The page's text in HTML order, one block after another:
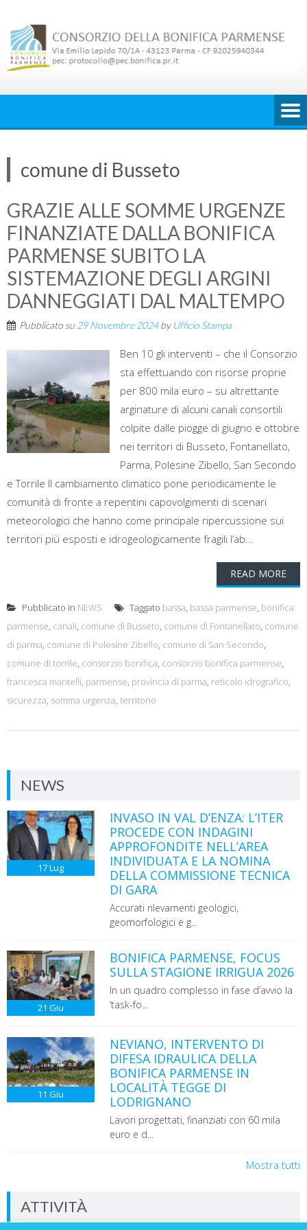
content
comune di Busseto
GRAZIE ALLE SOMME URGENZE
FINANZIATE DALLA BONIFICA
PARMENSE SUBITO LA
SISTEMAZIONE DEGLI ARGINI
DANNEGGIATI DAL MALTEMPO
Pubblicato su 29 Novembre 2024by Ufficio Stampa
Ben 10 gli interventi – che il Consorzio
sta effettuando con risorse proprie
per 800 mila euro – su altrettante
arginature di alcuni canali consortili
colpite dalle piogge di giugno e ottobre
nei territori di Busseto, Fontanellato,
Parma, Polesine Zibello, San Secondo
e Torrile Il cambiamento climatico pone periodicamente le
comunità di fronte a repentini capovolgimenti di scenari
meteorologici che hanno come principale ripercussione sui
territori più esposti e idrogeologicamente fragili l’ab...
READ MORE
Pubblicato in NEWS Taggato bassa, bassa parmense, bonifica
parmense, canali, comune di Busseto, comune di Fontanellato, comune
di parma, comune di Polesine Zibello, comune di San Secondo,
comune di torrile, consorzio bonifica, consorzio bonifica parmense,
francesca mantelli, parmense, provincia di parma, reticolo idrografico,
sicurezza, somma urgenza, territorio
NEWS
17Lug
INVASO IN VAL D’ENZA: L’ITER
PROCEDE CON INDAGINI
APPROFONDITE NELL’AREA
INDIVIDUATA E LA NOMINA
DELLA COMMISSIONE TECNICA
DI GARA
Accurati rilevamenti geologici,
geomorfologici e g...
21 Giu
BONIFICA PARMENSE, FOCUS
SULLA STAGIONE IRRIGUA 2026
In un quadro complesso in fase d’avvio la
‘task-fo...
11 Giu
NEVIANO, INTERVENTO DI
DIFESA IDRAULICA DELLA
BONIFICA PARMENSE IN
LOCALITÀ TEGGE DI
LODRIGNANO
Lavori progettati, finanziati con 60 mila
euro e d...
Mostra tutti
ATTIVITÀ